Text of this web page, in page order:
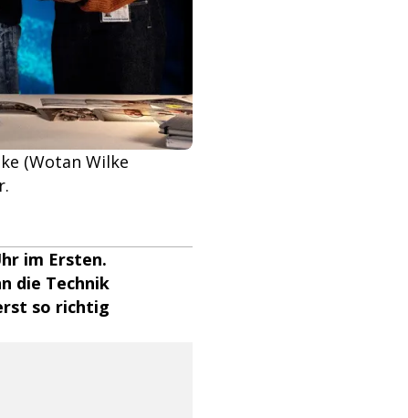
(Wotan Wilke
im Ersten.
die Technik
so richtig